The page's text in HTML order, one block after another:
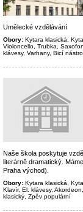
Umělecké vzdělávání
Obory: Kytara klasická,
Violoncello, Trubka,
klávesy, Varhany, Bicí
Naše škola poskytuje
literárně dramatický.
Praha východ).
Obory: Kytara klasická,
Klavír, El. klávesy,
klasický, Zpěv populární